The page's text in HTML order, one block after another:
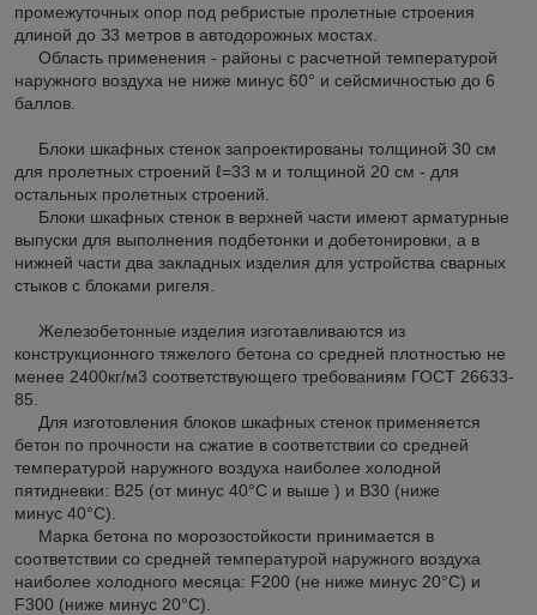
промежуточных опор под ребристые пролетные строения
длиной до З3 метров в автодорожных мостах.
Область применения - районы с расчетной температурой
наружного воздуха не ниже минус 60° и сейсмичностью до 6
баллов.
Блоки шкафных стенок запроектированы толщиной 30 см
для пролетных строений ℓ=33 м и толщиной 20 см - для
остальных пролетных строений.
Блоки шкафных стенок в верхней части имеют арматурные
выпуски для выполнения подбетонки и добетонировки, а в
нижней части два закладных изделия для устройства сварных
стыков с блоками ригеля.
Железобетонные изделия изготавливаются из
конструкционного тяжелого бетона со средней плотностью не
менее 2400кг/м3 соответствующего требованиям ГОСТ 26633-
85.
Для изготовления блоков шкафных стенок применяется
бетон по прочности на сжатие в соответствии со средней
температурой наружного воздуха наиболее холодной
пятидневки: В25 (от минус 40°С и выше ) и В30 (ниже
минус 40°С).
Марка бетона по морозостойкости принимается в
соответствии со средней температурой наружного воздуха
наиболее холодного месяца: F200 (не ниже минус 20°С) и
F300 (ниже минус 20°С).